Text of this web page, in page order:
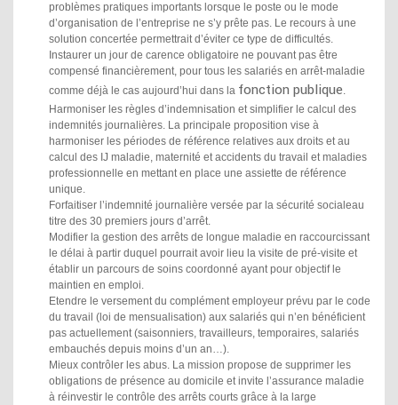
problèmes pratiques importants lorsque le poste ou le mode
d’organisation de l’entreprise ne s’y prête pas. Le recours à une
solution concertée permettrait d’éviter ce type de difficultés.
Instaurer un jour de carence obligatoire ne pouvant pas être
compensé financièrement, pour tous les salariés en arrêt-maladie
comme déjà le cas aujourd’hui dans la fonction publique.
Harmoniser les règles d’indemnisation et simplifier le calcul des
indemnités journalières. La principale proposition vise à
harmoniser les périodes de référence relatives aux droits et au
calcul des IJ maladie, maternité et accidents du travail et maladies
professionnelle en mettant en place une assiette de référence
unique.
Forfaitiser l’indemnité journalière versée par la sécurité socialeau
titre des 30 premiers jours d’arrêt.
Modifier la gestion des arrêts de longue maladie en raccourcissant
le délai à partir duquel pourrait avoir lieu la visite de pré-visite et
établir un parcours de soins coordonné ayant pour objectif le
maintien en emploi.
Etendre le versement du complément employeur prévu par le code
du travail (loi de mensualisation) aux salariés qui n’en bénéficient
pas actuellement (saisonniers, travailleurs, temporaires, salariés
embauchés depuis moins d’un an…).
Mieux contrôler les abus. La mission propose de supprimer les
obligations de présence au domicile et invite l’assurance maladie
à réinvestir le contrôle des arrêts courts grâce à la large